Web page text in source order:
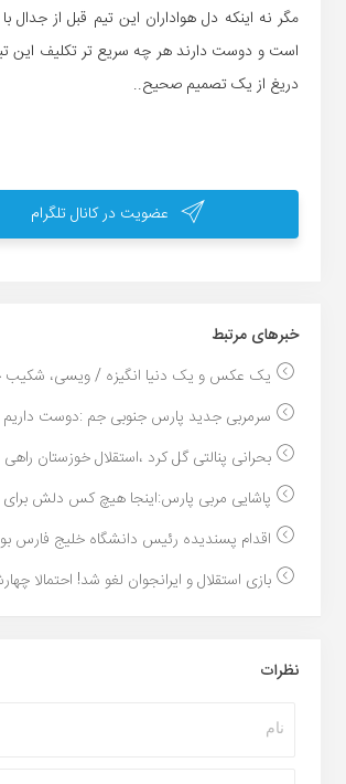
مگر نه اینکه دل هواداران این تیم قبل از جدال
است و دوست دارند هر چه سریع تر تکلیف این
دریغ از یک تصمیم صحیح..
عضویت در کانال تلگرام
خبر‌های مرتبط
یک عکس و یک دنیا انگیزه / ویسی، شکیب خو ۱۷ ساله
سرمربی جدید پارس جنوبی جم :دوست داریم
بحرانی پنالتی گل کرد ،استقلال خوزستان
پاشایی مربی پارس:اینجا هیچ کس دلش
اقدام پسندیده رئیس دانشگاه خلیج فارس
بازی استقلال و ایرانجوان لغو شد! احتمالا
نظرات